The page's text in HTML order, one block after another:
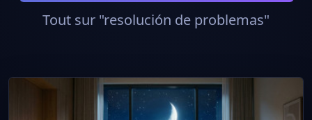
Tout sur "resolución de problemas"